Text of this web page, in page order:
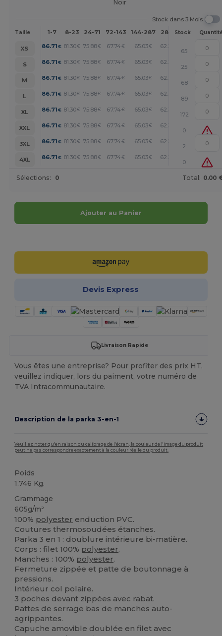
Noir
Stock dans 3 Mois
Taille 1-7 8-23 24-71 72-143 144-287 288 + Plus
Stock
XS 86.71 € 81.30€ 75.88€ 67.74€ 65.03€ 62.33 +
65
S
86.71 € 81.30€ 75.88€ 67.74€ 65.03€ 62.33 +
25
M
86.71 € 81.30€ 75.88€ 67.74€ 65.03€ 62.33 +
68
L
86.71 € 81.30€ 75.88€ 67.74€ 65.03€ 62.33 +
89
XL
86.71 € 81.30€ 75.88€ 67.74€ 65.03€ 62.33 +
172
XXL
86.71 € 81.30€ 75.88€ 67.74€ 65.03€ 62.33
0
3XL
86.71 € 81.30€ 75.88€ 67.74€ 65.03€ 62.33
2
4XL
86.71 € 81.30€ 75.88€ 67.74€ 65.03€ 62.33
0
Sélections: 0 Total: 0.00
Ajouter au Panier
Devis Express
Livraison Rapide
Vous êtes une entreprise? Pour profiter des prix HT,
veuillez indiquer, lors du paiment, votre numéro de
TVA Intracommunautaire.
Description de la parka 3-en-1
Veuillez noter qu'en raison du calibrage de l'écran, la couleur de l'image du produit
peut ne pas correspondre exactement à la couleur réelle du produit.
Poids
1.746 Kg.
Grammage
605g/m²
100% polyester enduction PVC.
Coutures thermosoudées étanches.
Parka 3 en 1 : doublure intérieure bi-matière.
Corps : filet 100% polyester.
Manches : 100% polyester.
Fermeture zippée et patte de boutonnage à
pressions.
Intérieur col polaire.
3 poches devant zippées avec rabat.
Pattes de serrage bas de manches auto-
agrippantes.
Capuche amovible doublée en filet avec